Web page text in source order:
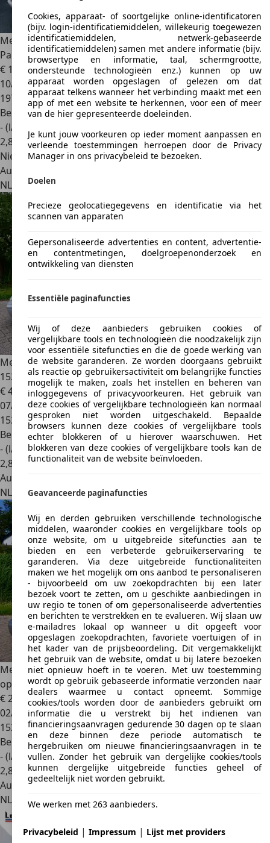
Mercedes-Benz SLK 200184 PK Automaat | Leder |
Panoramadak | 18 inch LM
€ 12.400
10/2012
197.677 km
Benzine
- (l/100 km)
2,8
Nieuw
Autobedrijf
NL 8801 BVFraneker
Mercedes-Benz SLK 200K Automaat 163pk Leder
152.000km. Historie
€ 4.695
07/2004
152.265 km
Benzine
- (l/100 km)
2,8
Autobedrijf
NL 1241 CWKortenhoef
Mercedes-Benz SLK 200136pk Opknapper Dak gaat niet
open !
€ 2.445
02/1999
152.461 km
Benzine
- (l/100 km)
2,8
Autobedrijf
NL 1241 CWKortenhoef
Cookies, apparaat- of soortgelijke online-identificatoren
(bijv. login-identificatiemiddelen, willekeurig toegewezen
identificatiemiddelen, netwerk-gebaseerde
identificatiemiddelen) samen met andere informatie (bijv.
browsertype en informatie, taal, schermgrootte,
ondersteunde technologieën enz.) kunnen op uw
apparaat worden opgeslagen of gelezen om dat
apparaat telkens wanneer het verbinding maakt met een
app of met een website te herkennen, voor een of meer
van de hier gepresenteerde doeleinden.
Je kunt jouw voorkeuren op ieder moment aanpassen en
verleende toestemmingen herroepen door de Privacy
Manager in ons privacybeleid te bezoeken.
Doelen
Precieze geolocatiegegevens en identificatie via het
scannen van apparaten
Gepersonaliseerde advertenties en content, advertentie-
en contentmetingen, doelgroepenonderzoek en
ontwikkeling van diensten
Essentiële paginafuncties
Wij of deze aanbieders gebruiken cookies of
vergelijkbare tools en technologieën die noodzakelijk zijn
voor essentiële sitefuncties en die de goede werking van
de website garanderen. Ze worden doorgaans gebruikt
als reactie op gebruikersactiviteit om belangrijke functies
mogelijk te maken, zoals het instellen en beheren van
inloggegevens of privacyvoorkeuren. Het gebruik van
deze cookies of vergelijkbare technologieën kan normaal
gesproken niet worden uitgeschakeld. Bepaalde
browsers kunnen deze cookies of vergelijkbare tools
echter blokkeren of u hierover waarschuwen. Het
blokkeren van deze cookies of vergelijkbare tools kan de
functionaliteit van de website beïnvloeden.
Geavanceerde paginafuncties
Wij en derden gebruiken verschillende technologische
middelen, waaronder cookies en vergelijkbare tools op
onze website, om u uitgebreide sitefuncties aan te
bieden en een verbeterde gebruikerservaring te
garanderen. Via deze uitgebreide functionaliteiten
maken we het mogelijk om ons aanbod te personaliseren
- bijvoorbeeld om uw zoekopdrachten bij een later
bezoek voort te zetten, om u geschikte aanbiedingen in
uw regio te tonen of om gepersonaliseerde advertenties
en berichten te verstrekken en te evalueren. Wij slaan uw
e-mailadres lokaal op wanneer u dit opgeeft voor
opgeslagen zoekopdrachten, favoriete voertuigen of in
het kader van de prijsbeoordeling. Dit vergemakkelijkt
het gebruik van de website, omdat u bij latere bezoeken
niet opnieuw hoeft in te voeren. Met uw toestemming
wordt op gebruik gebaseerde informatie verzonden naar
dealers waarmee u contact opneemt. Sommige
cookies/tools worden door de aanbieders gebruikt om
informatie die u verstrekt bij het indienen van
financieringsaanvragen gedurende 30 dagen op te slaan
en deze binnen deze periode automatisch te
hergebruiken om nieuwe financieringsaanvragen in te
vullen. Zonder het gebruik van dergelijke cookies/tools
kunnen dergelijke uitgebreide functies geheel of
gedeeltelijk niet worden gebruikt.
We werken met 263 aanbieders.
Privacybeleid | Impressum | Lijst met providers